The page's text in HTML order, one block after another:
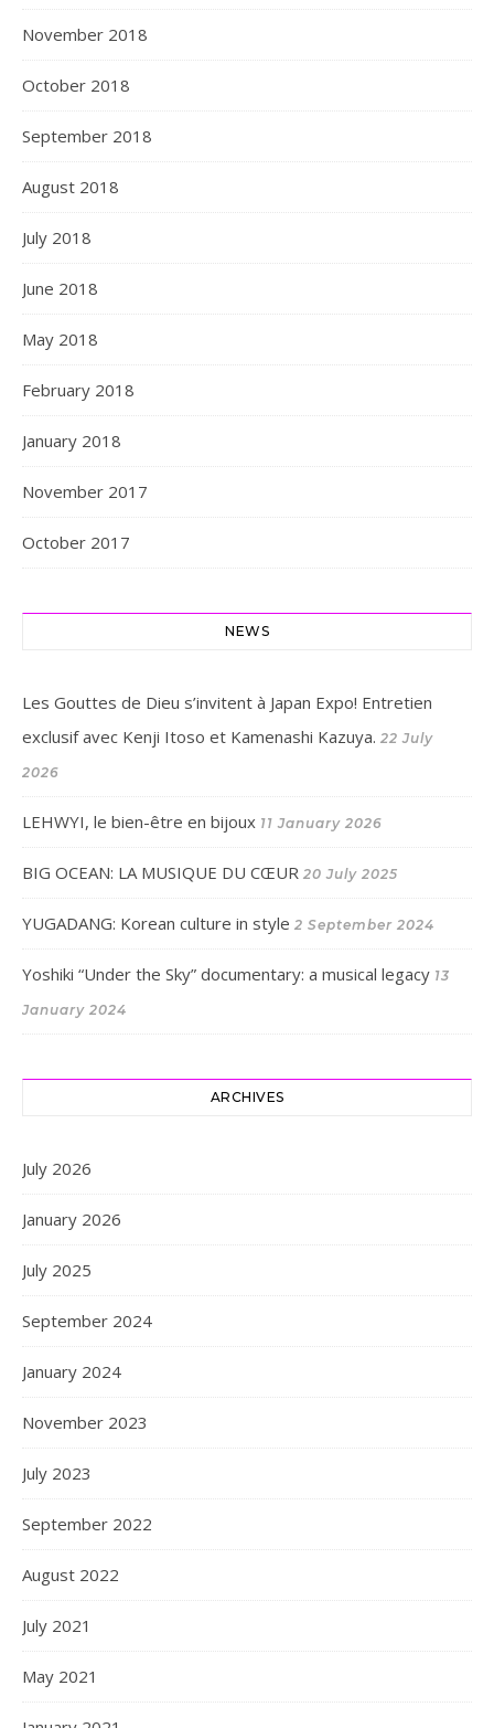
November 2018
October 2018
September 2018
August 2018
July 2018
June 2018
May 2018
February 2018
January 2018
November 2017
October 2017
NEWS
Les Gouttes de Dieu s’invitent à Japan Expo! Entretien
exclusif avec Kenji Itoso et Kamenashi Kazuya. 22 July
2026
LEHWYI, le bien-être en bijoux 11 January 2026
BIG OCEAN: LA MUSIQUE DU CŒUR 20 July 2025
YUGADANG: Korean culture in style 2 September 2024
Yoshiki “Under the Sky” documentary: a musical legacy 13
January 2024
ARCHIVES
July 2026
January 2026
July 2025
September 2024
January 2024
November 2023
July 2023
September 2022
August 2022
July 2021
May 2021